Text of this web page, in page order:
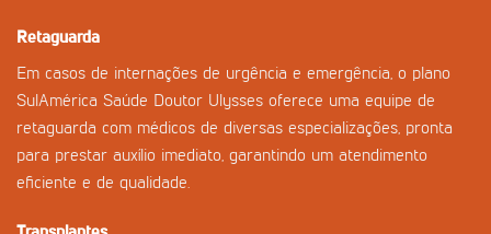
Retaguarda
Em casos de internações de urgência e emergência, o plano
SulAmérica Saúde Doutor Ulysses oferece uma equipe de
retaguarda com médicos de diversas especializações, pronta
para prestar auxílio imediato, garantindo um atendimento
eficiente e de qualidade.